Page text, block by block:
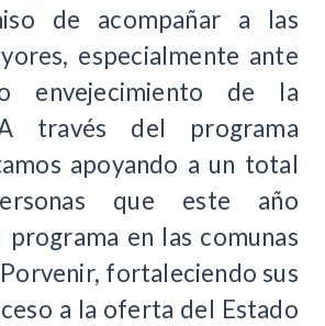
de acompañar a las
especialmente ante
envejecimiento de la
través del programa
apoyando a un total
que este año
programa en las comunas
fortaleciendo sus
a la oferta del Estado